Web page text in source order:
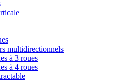
multidirectionnels
à 3 roues
à 4 roues